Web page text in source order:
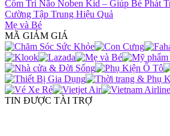
Cốm Trí Não Noben Kid – Giúp Bé Phát
Cường Tập Trung Hiệu Quả
Mẹ và Bé
MÃ GIẢM GIÁ
TIN ĐƯỢC TÀI TRỢ